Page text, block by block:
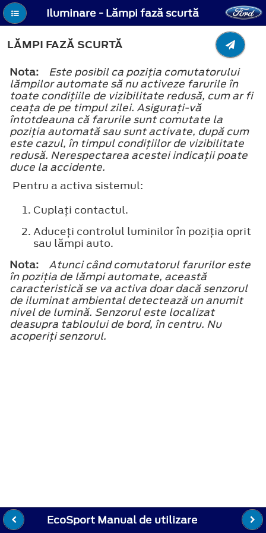
Iluminare - Lămpi fază scurtă
LĂMPI FAZĂ SCURTĂ
Nota:
Este posibil ca poziţia comutatorului
lămpilor automate să nu activeze farurile în
toate condiţiile de vizibilitate redusă, cum ar fi
ceaţa de pe timpul zilei. Asiguraţi-vă
întotdeauna că farurile sunt comutate la
poziţia automată sau sunt activate, după cum
este cazul, în timpul condiţiilor de vizibilitate
redusă. Nerespectarea acestei indicaţii poate
duce la accidente.
Pentru a activa sistemul:
Cuplaţi contactul.
Aduceţi controlul luminilor în poziţia oprit
sau lămpi auto.
Nota:
Atunci când comutatorul farurilor este
în poziţia de lămpi automate, această
caracteristică se va activa doar dacă senzorul
de iluminat ambiental detectează un anumit
nivel de lumină. Senzorul este localizat
deasupra tabloului de bord, în centru. Nu
acoperiţi senzorul.
EcoSport Manual de utilizare